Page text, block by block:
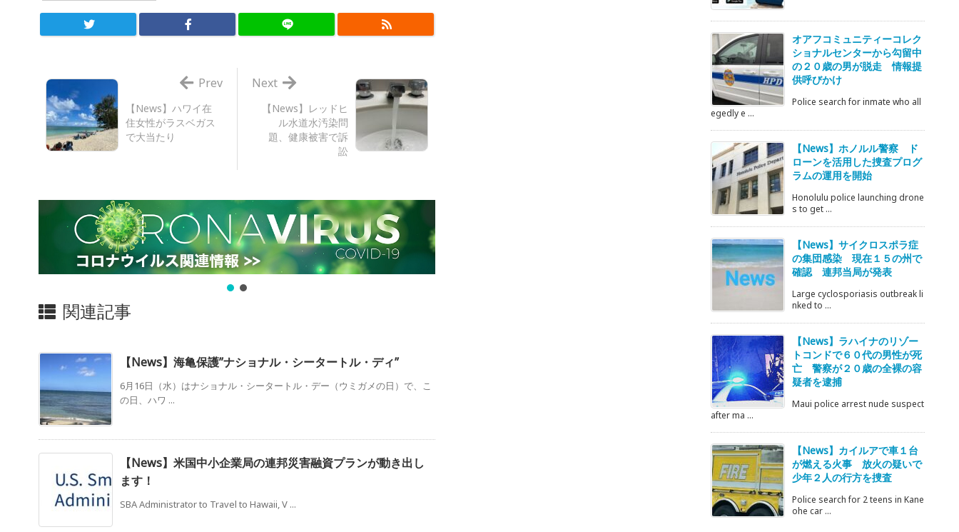
【News】レッドヒ
ル水道水汚染問
題、健康被害で訴
訟
Next
【News】ハワイ在
住女性がラスベガス
で大当たり
Prev
関連記事
【News】海亀保護”ナショナル・シータートル・ディ”
6月16日（水）はナショナル・シータートル・デー（ウミガメの日）で、こ
の日、ハワ ...
【News】米国中小企業局の連邦災害融資プランが動き出し
ます！
SBA Administrator to Travel to Hawaii, V ...
オアフコミュニティーコレク
ショナルセンターから勾留中
の２０歳の男が脱走 情報提
供呼びかけ
Police search for inmate who all
egedly e ...
【News】ホノルル警察 ド
ローンを活用した捜査プログ
ラムの運用を開始
Honolulu police launching drone
s to get ...
【News】サイクロスポラ症
の集団感染 現在１５の州で
確認 連邦当局が発表
Large cyclosporiasis outbreak li
nked to ...
【News】ラハイナのリゾー
トコンドで６０代の男性が死
亡 警察が２０歳の全裸の容
疑者を逮捕
Maui police arrest nude suspect
after ma ...
【News】カイルアで車１台
が燃える火事 放火の疑いで
少年２人の行方を捜査
Police search for 2 teens in Kane
ohe car ...